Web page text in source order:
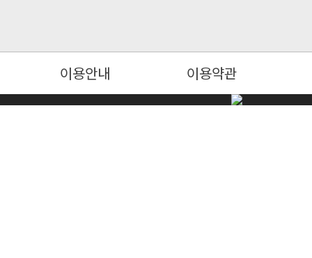
이용안내 이용약관